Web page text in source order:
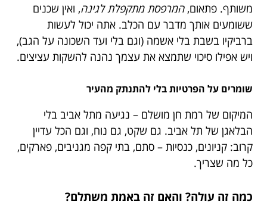
משותף. פתאום,המרפסת מתקפלת לגינה, ואין שכנים
ששומעים אותך מדבר עם הכלב. אתה יכול לעשות
ברביקיו בשבת בלי אשמה (וגם בלי ועד השכונה על הגב),
ויש אפילו סיכוי שתמצא את עצמך נהנה להשקות עציצים.
שומרים על הפרטיות בלי להתנתק מהעיר
המיקום של רמת חן מושלם – נגיעה מתל אביב בלי
הבלאגן של תל אביב. גם שקט, גם נוח, וגם הכל עדיין
קרוב: קניונים, כנסיות – סתם, בתי קפה מגניבים, פארקים,
כל מה שצריך.
כמה זה עולה? והאם זה באמת משתלם?